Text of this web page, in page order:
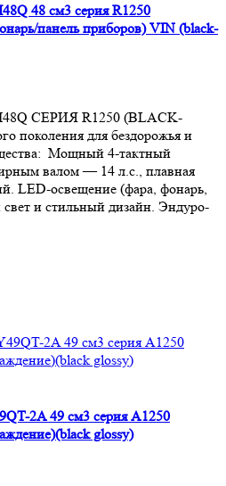
48 см3 серия R1250
панель приборов) VIN (black-
СЕРИЯ R1250 (BLACK-
поколения для бездорожья и
Мощный 4-тактный
валом — 14 л.с., плавная
LED-освещение (фара, фонарь,
и стильный дизайн. Эндуро-
2A 49 см3 серия A1250
glossy)